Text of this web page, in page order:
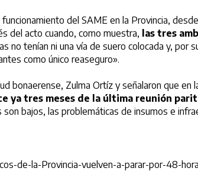
del SAME en la Provincia,
del acto cuando, como muestra, las tres
no tenían ni una vía de suero colocada y,
como único reaseguro».
bonaerense, Zulma Ortíz y señalaron que en
ya tres meses de la última reunión
bajos, las problemáticas de insumos e
de-la-Provincia-vuelven-a-parar-por-48-